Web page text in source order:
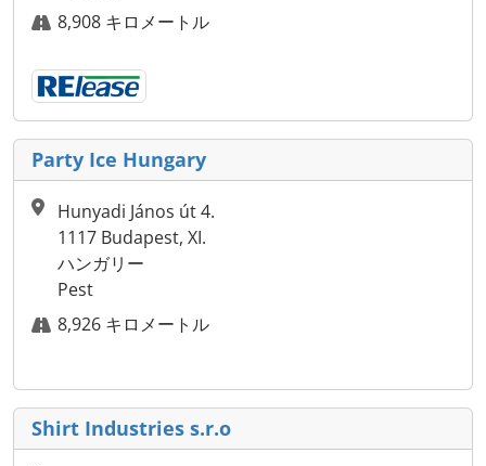
8,908 キロメートル
Party Ice Hungary
Hunyadi János út 4.
1117 Budapest, XI.
ハンガリー
Pest
8,926 キロメートル
Shirt Industries s.r.o